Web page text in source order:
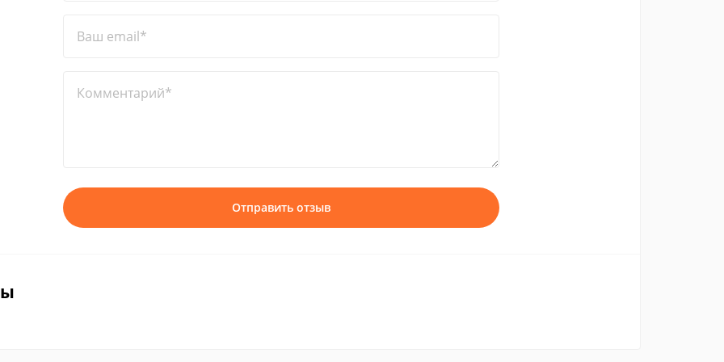
Ваш email*
Комментарий*
Отправить отзыв